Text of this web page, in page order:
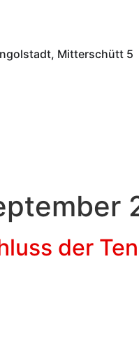
Mitterschütt 5​
der